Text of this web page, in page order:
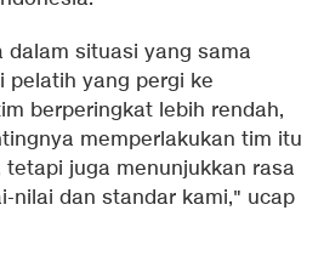
dalam situasi yang sama
pelatih yang pergi ke
berperingkat lebih rendah,
memperlakukan tim itu
juga menunjukkan rasa
nilai dan standar kami," ucap